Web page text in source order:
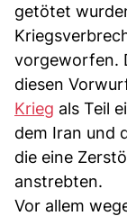
getötet
vorgeworfen.
diesen
Krieg als Teil
dem Iran und
die eine
anstrebten.
Vor allem